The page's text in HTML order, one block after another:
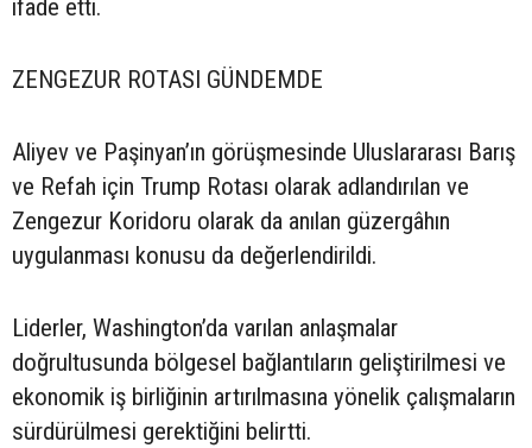
ifade etti.
ZENGEZUR ROTASI GÜNDEMDE
Aliyev ve Paşinyan’ın görüşmesinde Uluslararası Barış
ve Refah için Trump Rotası olarak adlandırılan ve
Zengezur Koridoru olarak da anılan güzergâhın
uygulanması konusu da değerlendirildi.
Liderler, Washington’da varılan anlaşmalar
doğrultusunda bölgesel bağlantıların geliştirilmesi ve
ekonomik iş birliğinin artırılmasına yönelik çalışmaların
sürdürülmesi gerektiğini belirtti.